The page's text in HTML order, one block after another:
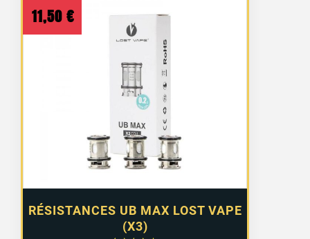
RÉSISTANCES UB MAX LOST VAPE
(X3)
11,50 €